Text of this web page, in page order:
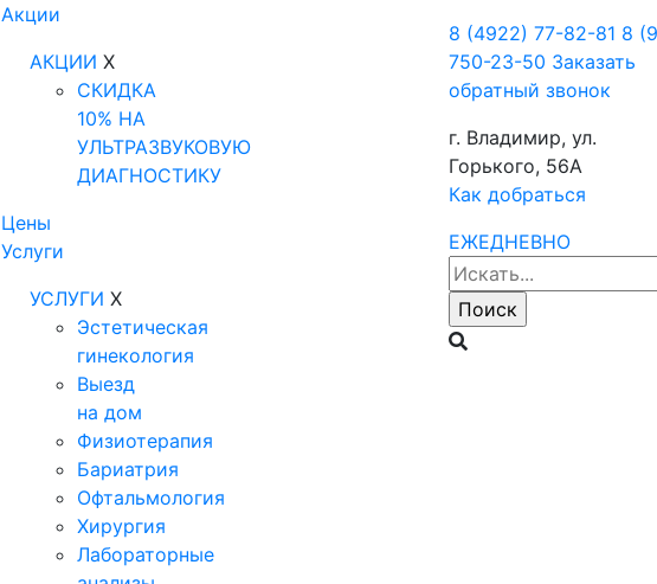
Акции
АКЦИИ X
СКИДКА
10% НА
УЛЬТРАЗВУКОВУЮ
ДИАГНОСТИКУ
Цены
Услуги
УСЛУГИ X
Эстетическая
гинекология
Выезд
на дом
Физиотерапия
Бариатрия
Офтальмология
Хирургия
Лабораторные
8 (4922) 77-82-81 8
750-23-50 Заказать
обратный звонок
г. Владимир, ул.
Горького, 56А
Как добраться
ЕЖЕДНЕВНО